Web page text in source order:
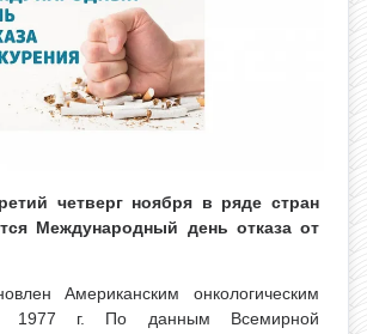
четверг ноября в ряде стран
Международный день отказа от
Американским онкологическим
1977 г. По данным Всемирной